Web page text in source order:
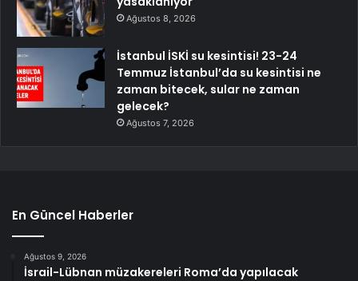
Ağustos 8, 2026
İstanbul İSKİ su kesintisi! 23-24
Temmuz İstanbul’da su kesintisi ne
zaman bitecek, sular ne zaman
gelecek?
Ağustos 7, 2026
En Güncel Haberler
Ağustos 9, 2026
İsrail-Lübnan müzakereleri Roma’da yapılacak